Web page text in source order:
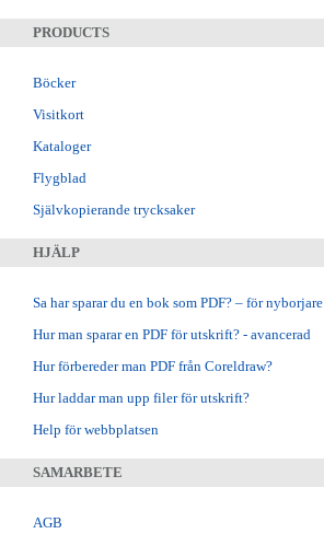
PRODUCTS
Böcker
Visitkort
Kataloger
Flygblad
Självkopierande trycksaker
HJÄLP
Sa har sparar du en bok som PDF? – för nyborjare
Hur man sparar en PDF för utskrift? - avancerad
Hur förbereder man PDF från Coreldraw?
Hur laddar man upp filer för utskrift?
Help för webbplatsen
SAMARBETE
AGB